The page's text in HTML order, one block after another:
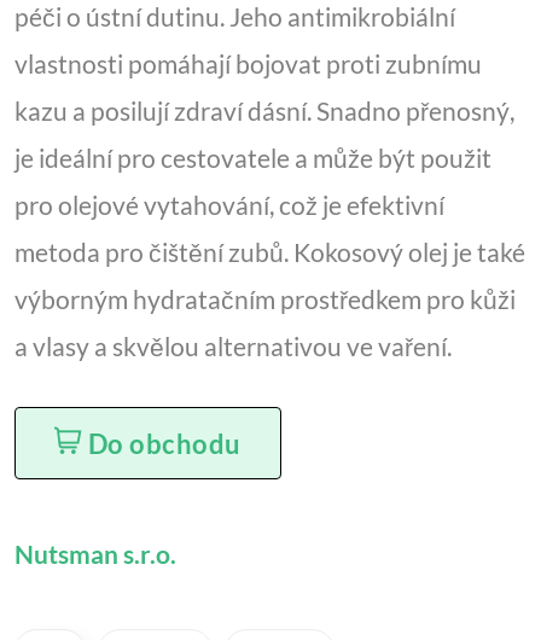
péči o ústní dutinu. Jeho antimikrobiální
vlastnosti pomáhají bojovat proti zubnímu
kazu a posilují zdraví dásní. Snadno přenosný,
je ideální pro cestovatele a může být použit
pro olejové vytahování, což je efektivní
metoda pro čištění zubů. Kokosový olej je také
výborným hydratačním prostředkem pro kůži
a vlasy a skvělou alternativou ve vaření.
Do obchodu
Nutsman s.r.o.